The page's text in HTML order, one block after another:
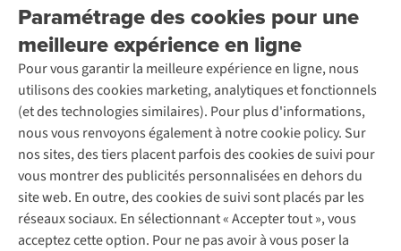
Paramétrage des cookies pour une
meilleure expérience en ligne
Pour vous garantir la meilleure expérience en ligne, nous
utilisons des cookies marketing, analytiques et fonctionnels
(et des technologies similaires). Pour plus d'informations,
nous vous renvoyons également à notre cookie policy. Sur
nos sites, des tiers placent parfois des cookies de suivi pour
vous montrer des publicités personnalisées en dehors du
site web. En outre, des cookies de suivi sont placés par les
réseaux sociaux. En sélectionnant « Accepter tout », vous
acceptez cette option. Pour ne pas avoir à vous poser la
Retourner
Rétractation d'une commande
Entretien & réparations
Garantie
Contactez-nous
Entreprise responsable
À propos d’Ayacucho
Nos magasins
À propos d’A.S.Adventure
Déclaration d'accessibilité
Location / Location sports d’hiver
Seconde-main
Entretien de ski
Service de lavage
Entretien de chaussures
Réparation de chaussures
Réparation de vêtements
Retouches
Pour les entreprises
Découvrez
A.S.Magazine
Explore Camp
Expertise & conseils
Abonnez-vous à la newsletter
Suivez-nous